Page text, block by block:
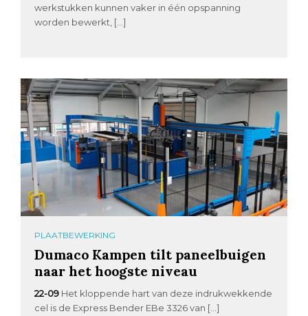
werkstukken kunnen vaker in één opspanning
worden bewerkt, […]
PLAATBEWERKING
Dumaco Kampen tilt paneelbuigen
naar het hoogste niveau
22-09 Het kloppende hart van deze indrukwekkende
cel is de Express Bender EBe 3326 van […]